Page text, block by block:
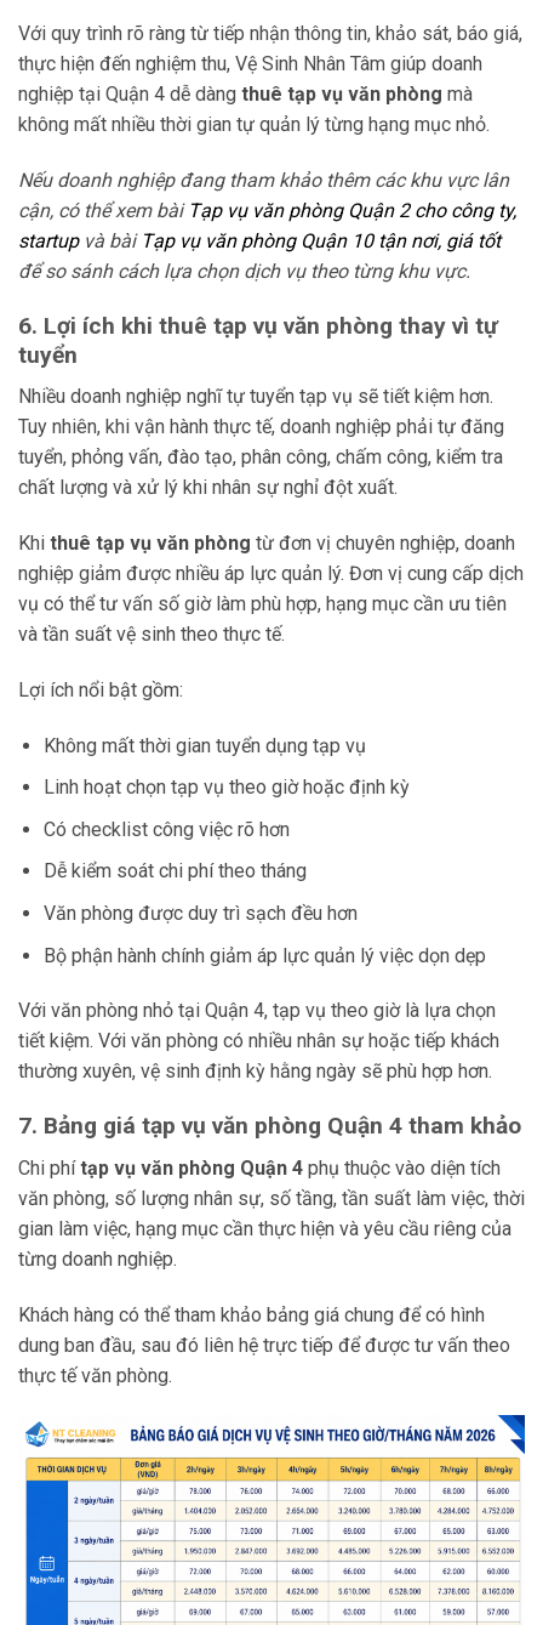
Với quy trình rõ ràng từ tiếp nhận thông tin, khảo sát, báo giá,
thực hiện đến nghiệm thu, Vệ Sinh Nhân Tâm giúp doanh
nghiệp tại Quận 4 dễ dàng thuê tạp vụ văn phòng mà
không mất nhiều thời gian tự quản lý từng hạng mục nhỏ.
Nếu doanh nghiệp đang tham khảo thêm các khu vực lân
cận, có thể xem bài Tạp vụ văn phòng Quận 2 cho công ty,
startupvà bài Tạp vụ văn phòng Quận 10 tận nơi, giá tốt
để so sánh cách lựa chọn dịch vụ theo từng khu vực.
6. Lợi ích khi thuê tạp vụ văn phòng thay vì tự
tuyển
Nhiều doanh nghiệp nghĩ tự tuyển tạp vụ sẽ tiết kiệm hơn.
Tuy nhiên, khi vận hành thực tế, doanh nghiệp phải tự đăng
tuyển, phỏng vấn, đào tạo, phân công, chấm công, kiểm tra
chất lượng và xử lý khi nhân sự nghỉ đột xuất.
Khi thuê tạp vụ văn phòng từ đơn vị chuyên nghiệp, doanh
nghiệp giảm được nhiều áp lực quản lý. Đơn vị cung cấp dịch
vụ có thể tư vấn số giờ làm phù hợp, hạng mục cần ưu tiên
và tần suất vệ sinh theo thực tế.
Lợi ích nổi bật gồm:
Không mất thời gian tuyển dụng tạp vụ
Linh hoạt chọn tạp vụ theo giờ hoặc định kỳ
Có checklist công việc rõ hơn
Dễ kiểm soát chi phí theo tháng
Văn phòng được duy trì sạch đều hơn
Bộ phận hành chính giảm áp lực quản lý việc dọn dẹp
Với văn phòng nhỏ tại Quận 4, tạp vụ theo giờ là lựa chọn
tiết kiệm. Với văn phòng có nhiều nhân sự hoặc tiếp khách
thường xuyên, vệ sinh định kỳ hằng ngày sẽ phù hợp hơn.
7. Bảng giá tạp vụ văn phòng Quận 4 tham khảo
Chi phítạp vụ văn phòng Quận 4 phụ thuộc vào diện tích
văn phòng, số lượng nhân sự, số tầng, tần suất làm việc, thời
gian làm việc, hạng mục cần thực hiện và yêu cầu riêng của
từng doanh nghiệp.
Khách hàng có thể tham khảo bảng giá chung để có hình
dung ban đầu, sau đó liên hệ trực tiếp để được tư vấn theo
thực tế văn phòng.